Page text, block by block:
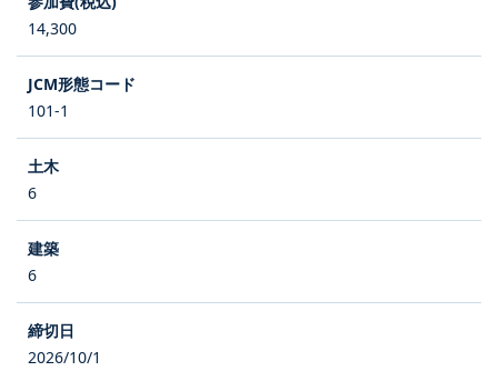
14,300
101-1
6
6
2026/10/1